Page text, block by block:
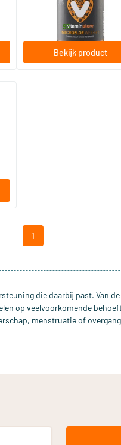
Vitaminstore
.95
Bekijk product
1
die daarbij past. Van
op veelvoorkomende
menstruatie of